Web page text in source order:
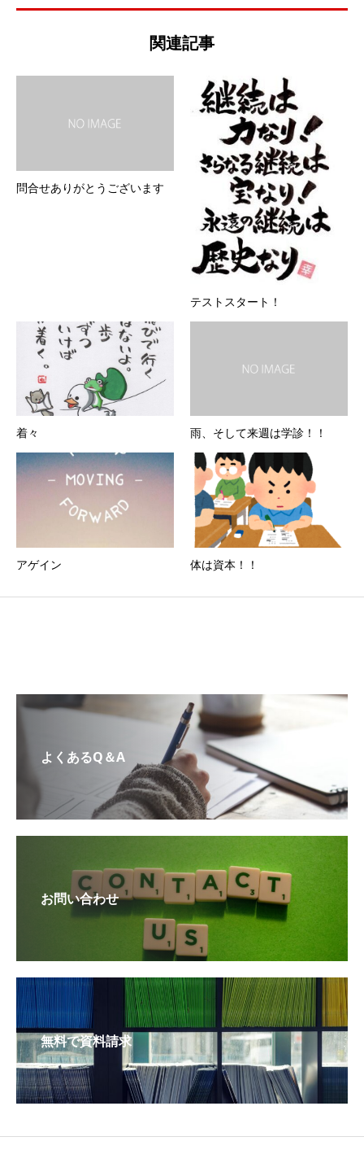
関連記事
問合せありがとうございます
テストスタート！
着々 雨、そして来週は学診！！
アゲイン 体は資本！！
よくあるQ＆A
お問い合わせ
無料で資料請求